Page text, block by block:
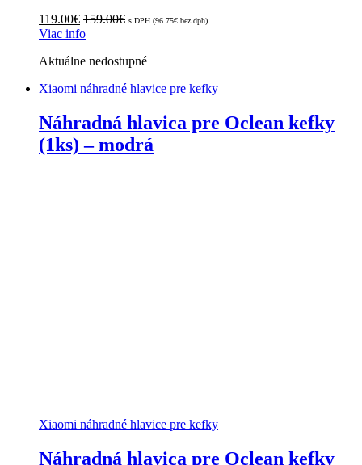
119.00€ 159.00€ s DPH (96.75€ bez dph)
Viac info
Aktuálne nedostupné
Xiaomi náhradné hlavice pre kefky
Náhradná hlavica pre Oclean kefky
(1ks) – modrá
Xiaomi náhradné hlavice pre kefky
Náhradná hlavica pre Oclean kefky